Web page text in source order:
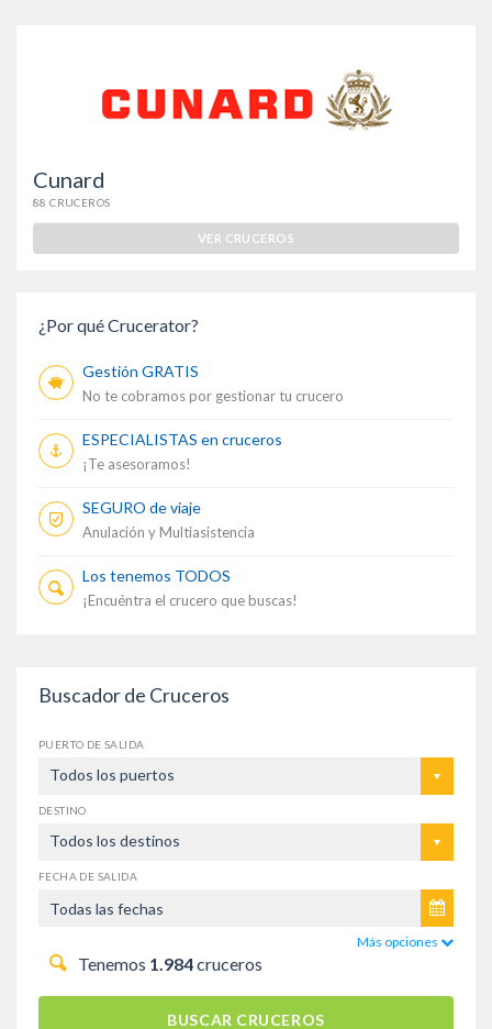
Cunard
88 CRUCEROS
VER CRUCEROS
¿Por qué Crucerator?
Gestión GRATIS
No te cobramos por gestionar tu crucero
ESPECIALISTAS en cruceros
¡Te asesoramos!
SEGURO de viaje
Anulación y Multiasistencia
Los tenemos TODOS
¡Encuéntra el crucero que buscas!
Buscador de Cruceros
PUERTO DE SALIDA
Todos los puertos
DESTINO
Todos los destinos
FECHA DE SALIDA
Más opciones
Tenemos 1.984cruceros
BUSCAR CRUCEROS